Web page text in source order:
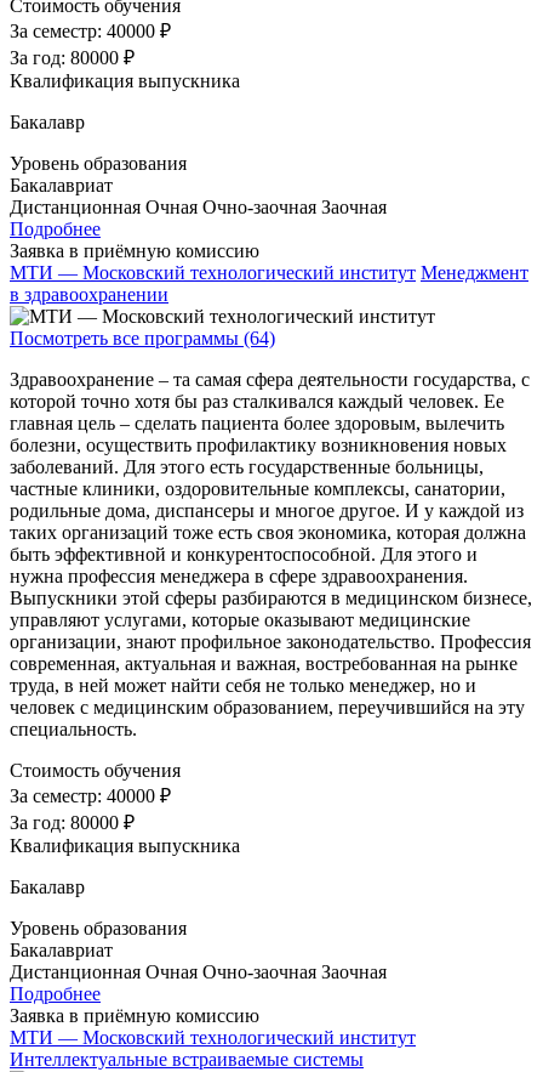
Стоимость обучения
За семестр: 40000 ₽
За год: 80000 ₽
Квалификация выпускника
Бакалавр
Уровень образования
Бакалавриат
Дистанционная Очная Очно-заочная Заочная
Подробнее
Заявка в приёмную комиссию
МТИ — Московский технологический институт Менеджмент
в здравоохранении
Посмотреть все программы (64)
Здравоохранение – та самая сфера деятельности государства, с
которой точно хотя бы раз сталкивался каждый человек. Ее
главная цель – сделать пациента более здоровым, вылечить
болезни, осуществить профилактику возникновения новых
заболеваний. Для этого есть государственные больницы,
частные клиники, оздоровительные комплексы, санатории,
родильные дома, диспансеры и многое другое. И у каждой из
таких организаций тоже есть своя экономика, которая должна
быть эффективной и конкурентоспособной. Для этого и
нужна профессия менеджера в сфере здравоохранения.
Выпускники этой сферы разбираются в медицинском бизнесе,
управляют услугами, которые оказывают медицинские
организации, знают профильное законодательство. Профессия
современная, актуальная и важная, востребованная на рынке
труда, в ней может найти себя не только менеджер, но и
человек с медицинским образованием, переучившийся на эту
специальность.
Стоимость обучения
За семестр: 40000 ₽
За год: 80000 ₽
Квалификация выпускника
Бакалавр
Уровень образования
Бакалавриат
Дистанционная Очная Очно-заочная Заочная
Подробнее
Заявка в приёмную комиссию
МТИ — Московский технологический институт
Интеллектуальные встраиваемые системы